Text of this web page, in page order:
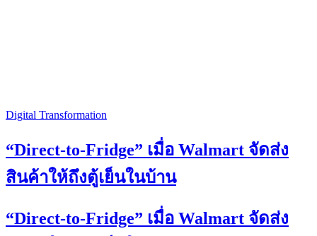
Digital Transformation
“Direct-to-Fridge” เมื่อ Walmart จัดส่ง
สินค้าให้ถึงตู้เย็นในบ้าน
“Direct-to-Fridge” เมื่อ Walmart จัดส่ง